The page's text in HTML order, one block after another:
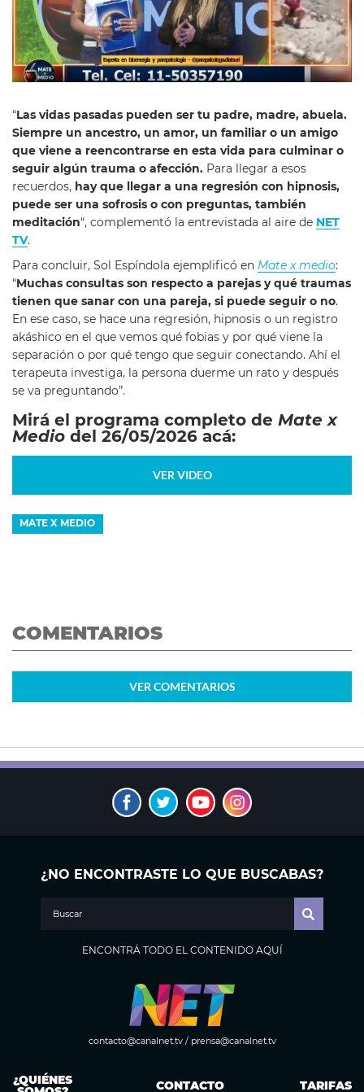
“Las vidas pasadas pueden ser tu padre, madre, abuela.
Siempre un ancestro, un amor, un familiar o un amigo
que viene a reencontrarse en esta vida para culminar o
seguir algún trauma o afección. Para llegar a esos
recuerdos, hay que llegar a una regresión con hipnosis,
puede ser una sofrosis o con preguntas, también
meditación“, complementó la entrevistada al aire de NET
TV.
Para concluir, Sol Espíndola ejemplificó en Mate x medio:
“Muchas consultas son respecto a parejas y qué traumas
tienen que sanar con una pareja, si puede seguir o no.
En ese caso, se hace una regresión, hipnosis o un registro
akáshico en el que vemos qué fobias y por qué viene la
separación o por qué tengo que seguir conectando. Ahí el
terapeuta investiga, la persona duerme un rato y después
se va preguntando”.
Mirá el programa completo de Mate x
Medio del 26/05/2026 acá:
VER VIDEO
MATE X MEDIO
COMENTARIOS
VER COMENTARIOS
¿NO ENCONTRASTE LO QUE BUSCABAS?
ENCONTRÁ TODO EL CONTENIDO AQUÍ
contacto@canalnet.tv/ prensa@canalnet.tv
¿QUIÉNES CONTACTO TARIFAS